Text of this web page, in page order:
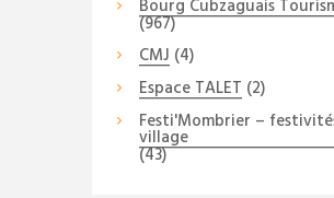
Bourg Cubzaguais
(967)
CMJ (4)
Espace TALET (2)
Festi'Mombrier –
village
(43)